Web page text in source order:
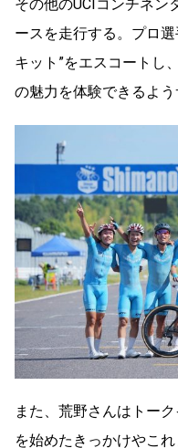
その他のUCIコンチネン
ースを走行する。プロ
キット”をエスコートし
の魅力を体験できるよう
また、荒野さんはトー
を始めたきっかけやこ